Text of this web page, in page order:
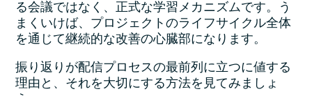
る会議ではなく、正式な学習メカニズムです。う
まくいけば、プロジェクトのライフサイクル全体
を通じて継続的な改善の心臓部になります。
振り返りが配信プロセスの最前列に立つに値する
理由と、それを大切にする方法を見てみましょ